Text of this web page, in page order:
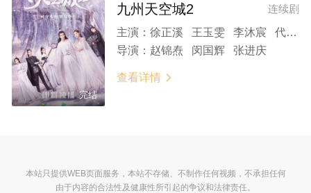
完结
连续剧
九州天空城2
主演： 徐正溪 王玉雯 李沐宸 代文雯 王子奇 柴格
导演： 赵锦焘 闵国辉 张进庆
查看详情 
本站只提供WEB页面服务，本站不存储、不制作任何视频，不承担任何
由于内容的合法性及健康性所引起的争议和法律责任。